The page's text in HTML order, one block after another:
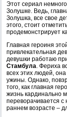
Этот сериал
Золушке. Ведь,
Золушка, все свое
этого, стоит
продемонстрирует
Главная героиня
привлекательная
девушки работаю
Стамбула. Фериха
всех этих людей,
ужины. Однако,
того, как главная
жизнь кардинально
переворачивается с
раннем возрасте –